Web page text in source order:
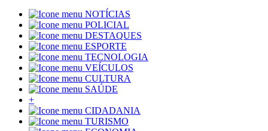
NOTÍCIAS
POLICIAL
DESTAQUES
ESPORTE
TECNOLOGIA
VEÍCULOS
CULTURA
SAÚDE
+
CIDADANIA
TURISMO